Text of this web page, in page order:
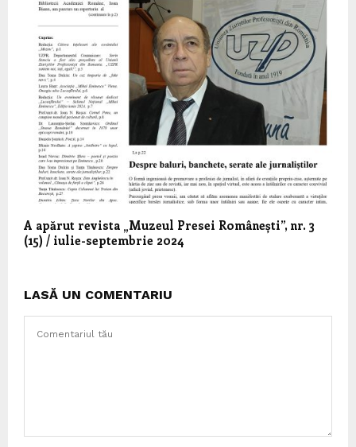
A apărut revista „Muzeul Presei Românești”, nr. 3
(15) / iulie-septembrie 2024
LASĂ UN COMENTARIU